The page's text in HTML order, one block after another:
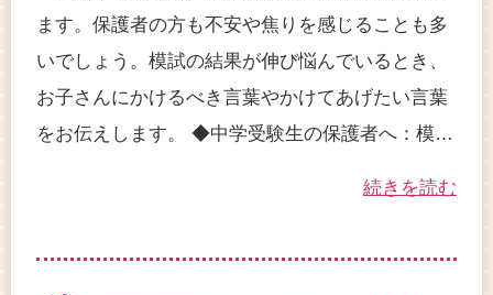
ます。保護者の方も不安や焦りを感じることも多
いでしょう。模試の結果が伸び悩んでいるとき、
お子さんにかけるべき言葉やかけてあげたい言葉
をお伝えします。 ◆中学受験生の保護者へ：模…
続きを読む